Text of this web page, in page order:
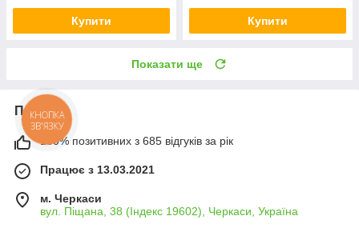
Купити Купити
Показати ще
Про нас
100% позитивних з 685 відгуків за рік
Працює з 13.03.2021
м. Черкаси
вул. Піщана, 38 (Індекс 19602), Черкаси, Україна
КНОПКА
ЗВ'ЯЗКУ